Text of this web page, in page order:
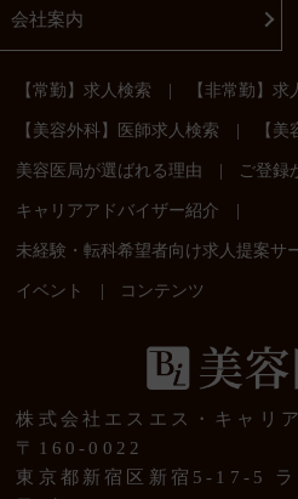
会社案内
【常勤】求人検索 | 【非常勤】求
【美容外科】医師求人検索 | 【
美容医局が選ばれる理由 | ご登録
キャリアアドバイザー紹介 |
未経験・転科希望者向け求人提案サ
イベント | コンテンツ
株式会社エスエス・キャリア
〒160-0022
東京都新宿区新宿5-17-5